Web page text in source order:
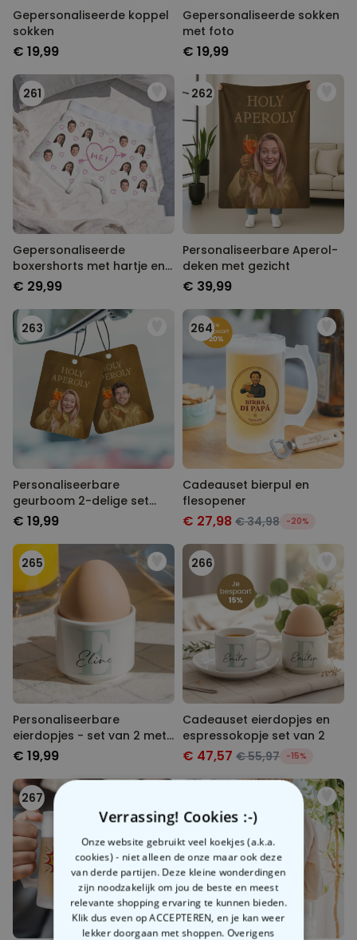
Gepersonaliseerde koppel
sokken
€ 19,99
Gepersonaliseerde sokken
met foto
€ 19,99
261
Gepersonaliseerde
boxershorts met hartje en
initialen
€ 29,99
262
Personaliseerbare Aperol-
deken met gezicht
€ 39,99
263
Personaliseerbare
geurboom 2-delige set
Aperol-design met gezicht
€ 19,99
264
Cadeauset bierpul en
flesopener
€ 27,98 € 34,98 -20%
265
Personaliseerbare
eierdopjes - set van 2 met
monogram
€ 19,99
266
Cadeauset eierdopjes en
espressokopje set van 2
€ 47,57 € 55,97 -15%
267
Verrassing! Cookies :-)
Onze website gebruikt veel koekjes (a.k.a.
cookies) - niet alleen de onze maar ook deze
van derde partijen. Deze kleine wonderdingen
zijn noodzakelijk om jou de beste en meest
relevante shopping ervaring te kunnen bieden.
Klik dus even op ACCEPTEREN, en je kan weer
lekker doorgaan met shoppen. Overigens